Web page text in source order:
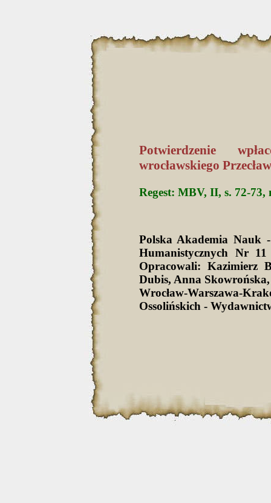
Potwierdzenie
wrocławskiego
Regest: MBV, II, s. 72-73,
Polska Akademia Nauk
Humanistycznych Nr
Opracowali: Kazimierz
Dubis, Anna
Wrocław-Warszawa-
Ossolińskich -